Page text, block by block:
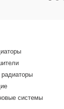
радиаторы
системы